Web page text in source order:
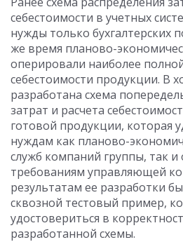
себестоимости в учетных
нужды только бухгалтерских
же время планово-
оперировали наиболее
себестоимости продукции. В
разработана схема
затрат и расчета
готовой продукции, которая
нуждам как планово-
служб компаний группы, так и
требованиям управляющей
результатам ее разработки
сквозной тестовый пример,
удостовериться в
разработанной схемы.